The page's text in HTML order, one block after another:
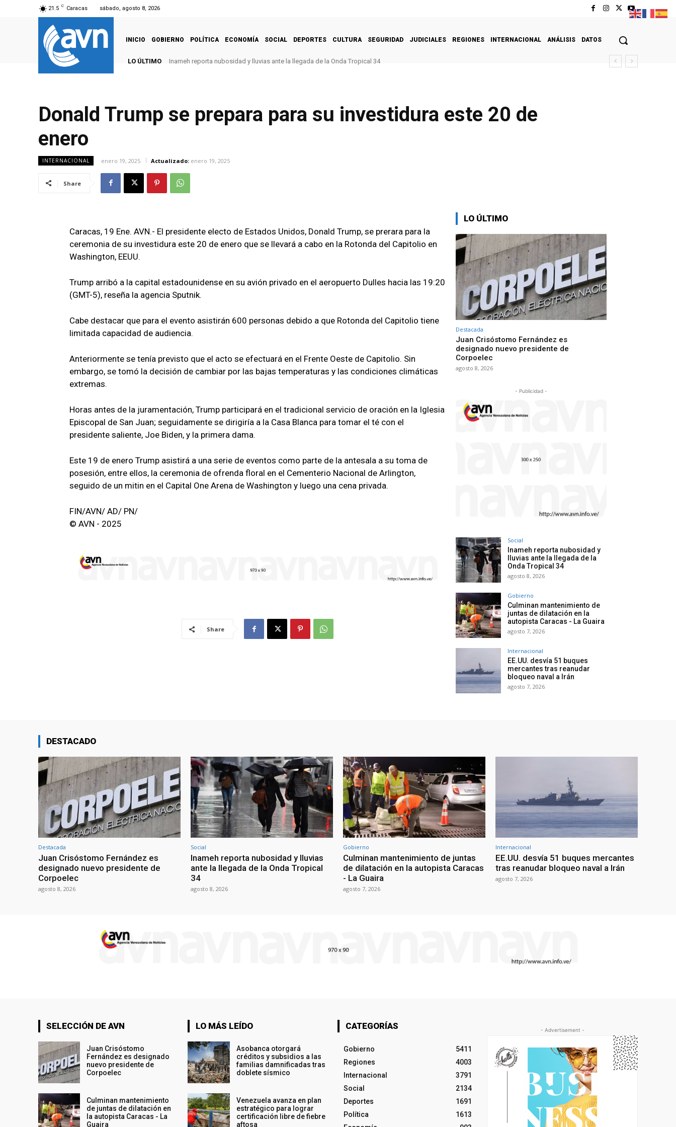
21.5 C Caracas sábado, agosto 8, 2026
INICIO GOBIERNO POLÍTICA ECONOMÍA SOCIAL DEPORTES CULTURA SEGURIDAD JUDICIALES REGIONES INTERNACIONAL ANÁLISIS DATOS
LO ÚLTIMO Inameh reporta nubosidad y lluvias ante la llegada de la Onda Tropical 34
Donald Trump se prepara para su investidura este 20 de
enero
INTERNACIONAL enero 19, 2025 Actualizado: enero 19, 2025
Share
Caracas, 19 Ene. AVN.- El presidente electo de Estados Unidos, Donald Trump, se prerara para la
ceremonia de su investidura este 20 de enero que se llevará a cabo en la Rotonda del Capitolio en
Washington, EEUU.
Trump arribó a la capital estadounidense en su avión privado en el aeropuerto Dulles hacia las 19:20
(GMT-5), reseña la agencia Sputnik.
Cabe destacar que para el evento asistirán 600 personas debido a que Rotonda del Capitolio tiene
limitada capacidad de audiencia.
Anteriormente se tenía previsto que el acto se efectuará en el Frente Oeste de Capitolio. Sin
embargo, se tomó la decisión de cambiar por las bajas temperaturas y las condiciones climáticas
extremas.
Horas antes de la juramentación, Trump participará en el tradicional servicio de oración en la Iglesia
Episcopal de San Juan; seguidamente se dirigiría a la Casa Blanca para tomar el té con el
presidente saliente, Joe Biden, y la primera dama.
Este 19 de enero Trump asistirá a una serie de eventos como parte de la antesala a su toma de
posesión, entre ellos, la ceremonia de ofrenda floral en el Cementerio Nacional de Arlington,
seguido de un mitin en el Capital One Arena de Washington y luego una cena privada.
FIN/AVN/ AD/ PN/
© AVN - 2025
Share
LO ÚLTIMO
Destacada
Juan Crisóstomo Fernández es
designado nuevo presidente de
Corpoelec
agosto 8, 2026
- Publicidad -
Social
Inameh reporta nubosidad y
lluvias ante la llegada de la
Onda Tropical 34
agosto 8, 2026
Gobierno
Culminan mantenimiento de
juntas de dilatación en la
autopista Caracas - La Guaira
agosto 7, 2026
Internacional
EE.UU. desvía 51 buques
mercantes tras reanudar
bloqueo naval a Irán
agosto 7, 2026
DESTACADO
Destacada
Juan Crisóstomo Fernández es
designado nuevo presidente de
Corpoelec
agosto 8, 2026
Social
Inameh reporta nubosidad y lluvias
ante la llegada de la Onda Tropical
34
agosto 8, 2026
Gobierno
Culminan mantenimiento de juntas
de dilatación en la autopista Caracas
- La Guaira
agosto 7, 2026
Internacional
EE.UU. desvía 51 buques mercantes
tras reanudar bloqueo naval a Irán
agosto 7, 2026
SELECCIÓN DE AVN
Juan Crisóstomo
Fernández es designado
nuevo presidente de
Corpoelec
Culminan mantenimiento
de juntas de dilatación en
la autopista Caracas - La
Guaira
LO MÁS LEÍDO
Asobanca otorgará
créditos y subsidios a las
familias damnificadas tras
doblete sísmico
Venezuela avanza en plan
estratégico para lograr
certificación libre de fiebre
aftosa
CATEGORÍAS
Gobierno
5411
Regiones
4003
Internacional
3791
Social
2134
Deportes
1691
Política
1613
- Advertisement -